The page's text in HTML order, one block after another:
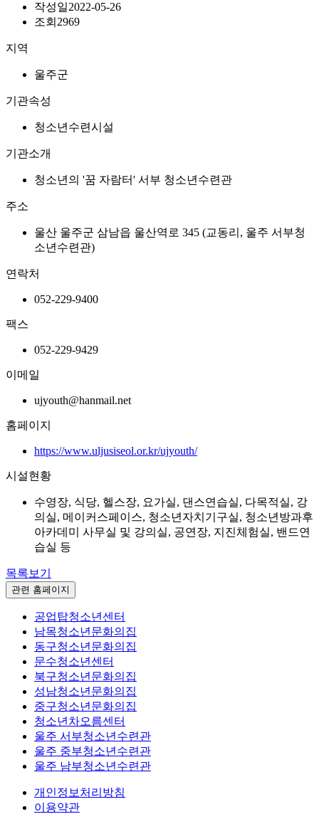
작성일2022-05-26
조회 2969
지역
울주군
기관속성
청소년수련시설
기관소개
청소년의 '꿈 자람터' 서부 청소년수련관
주소
울산 울주군 삼남읍 울산역로 345 (교동리, 울주 서부청
소년수련관)
연락처
052-229-9400
팩스
052-229-9429
이메일
ujyouth@hanmail.net
홈페이지
https://www.uljusiseol.or.kr/ujyouth/
시설현황
수영장, 식당, 헬스장, 요가실, 댄스연습실, 다목적실, 강
의실, 메이커스페이스, 청소년자치기구실, 청소년방과후
아카데미 사무실 및 강의실, 공연장, 지진체험실, 밴드연
습실 등
목록보기
관련 홈페이지
공업탑청소년센터
남목청소년문화의집
동구청소년문화의집
문수청소년센터
북구청소년문화의집
성남청소년문화의집
중구청소년문화의집
청소년차오름센터
울주 서부청소년수련관
울주 중부청소년수련관
울주 남부청소년수련관
개인정보처리방침
이용약관